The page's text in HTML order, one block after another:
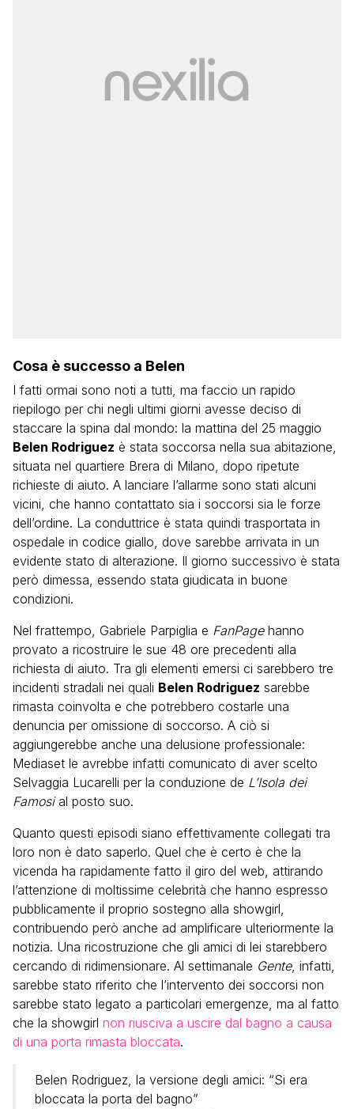
Cosa è successo a Belen
I fatti ormai sono noti a tutti, ma faccio un rapido
riepilogo per chi negli ultimi giorni avesse deciso di
staccare la spina dal mondo: la mattina del 25 maggio
Belen Rodriguez è stata soccorsa nella sua abitazione,
situata nel quartiere Brera di Milano, dopo ripetute
richieste di aiuto. A lanciare l’allarme sono stati alcuni
vicini, che hanno contattato sia i soccorsi sia le forze
dell’ordine. La conduttrice è stata quindi trasportata in
ospedale in codice giallo, dove sarebbe arrivata in un
evidente stato di alterazione. Il giorno successivo è stata
però dimessa, essendo stata giudicata in buone
condizioni.
Nel frattempo, Gabriele Parpiglia e FanPagehanno
provato a ricostruire le sue 48 ore precedenti alla
richiesta di aiuto. Tra gli elementi emersi ci sarebbero tre
incidenti stradali nei quali Belen Rodriguez sarebbe
rimasta coinvolta e che potrebbero costarle una
denuncia per omissione di soccorso. A ciò si
aggiungerebbe anche una delusione professionale:
Mediaset le avrebbe infatti comunicato di aver scelto
Selvaggia Lucarelli per la conduzione de L’Isola dei
Famosial posto suo.
Quanto questi episodi siano effettivamente collegati tra
loro non è dato saperlo. Quel che è certo è che la
vicenda ha rapidamente fatto il giro del web, attirando
l’attenzione di moltissime celebrità che hanno espresso
pubblicamente il proprio sostegno alla showgirl,
contribuendo però anche ad amplificare ulteriormente la
notizia. Una ricostruzione che gli amici di lei starebbero
cercando di ridimensionare. Al settimanale Gente, infatti,
sarebbe stato riferito che l’intervento dei soccorsi non
sarebbe stato legato a particolari emergenze, ma al fatto
che la showgirl non riusciva a uscire dal bagno a causa
di una porta rimasta bloccata.
Belen Rodriguez, la versione degli amici: “Si era
bloccata la porta del bagno”